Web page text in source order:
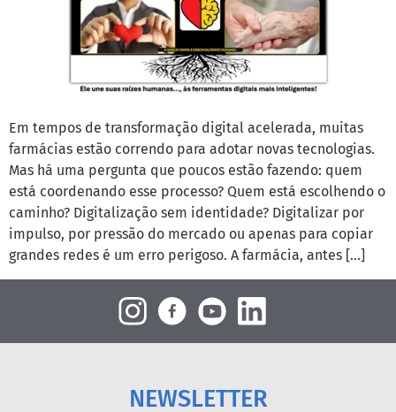
Em tempos de transformação digital acelerada, muitas
farmácias estão correndo para adotar novas tecnologias.
Mas há uma pergunta que poucos estão fazendo: quem
está coordenando esse processo? Quem está escolhendo o
caminho? Digitalização sem identidade? Digitalizar por
impulso, por pressão do mercado ou apenas para copiar
grandes redes é um erro perigoso. A farmácia, antes […]
NEWSLETTER